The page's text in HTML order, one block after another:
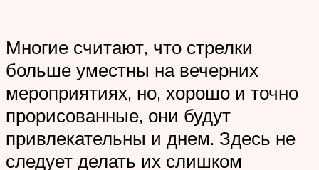
Многие считают, что стрелки
больше уместны на вечерних
мероприятиях, но, хорошо и точно
прорисованные, они будут
привлекательны и днем. Здесь не
следует делать их слишком